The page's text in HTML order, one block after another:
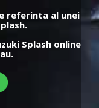
referinta al unei
Splash online